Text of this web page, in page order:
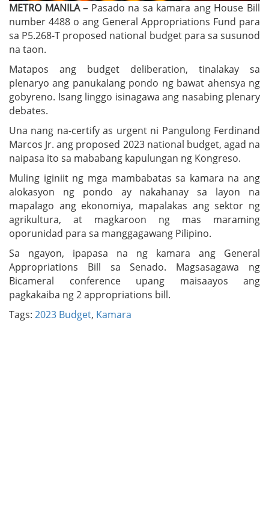
METRO MANILA – Pasado na sa kamara ang House Bill
number 4488 o ang General Appropriations Fund para
sa P5.268-T proposed national budget para sa susunod
na taon.
Matapos ang budget deliberation, tinalakay sa
plenaryo ang panukalang pondo ng bawat ahensya ng
gobyreno. Isang linggo isinagawa ang nasabing plenary
debates.
Una nang na-certify as urgent ni Pangulong Ferdinand
Marcos Jr. ang proposed 2023 national budget, agad na
naipasa ito sa mababang kapulungan ng Kongreso.
Muling iginiit ng mga mambabatas sa kamara na ang
alokasyon ng pondo ay nakahanay sa layon na
mapalago ang ekonomiya, mapalakas ang sektor ng
agrikultura, at magkaroon ng mas maraming
oporunidad para sa manggagawang Pilipino.
Sa ngayon, ipapasa na ng kamara ang General
Appropriations Bill sa Senado. Magsasagawa ng
Bicameral conference upang maisaayos ang
pagkakaiba ng 2 appropriations bill.
Tags: 2023 Budget, Kamara